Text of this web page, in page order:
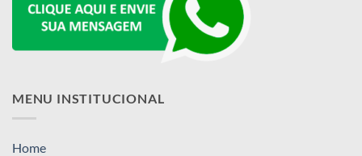
MENU INSTITUCIONAL
Home